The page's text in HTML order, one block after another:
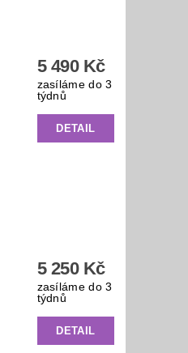
5 490 Kč
zasíláme do 3
týdnů
DETAIL
5 250 Kč
zasíláme do 3
týdnů
DETAIL